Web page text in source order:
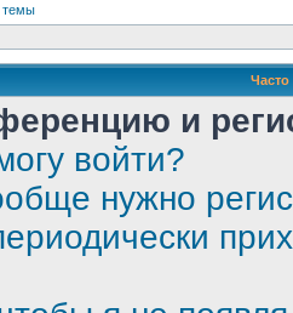
темы
и
войти?
нужно